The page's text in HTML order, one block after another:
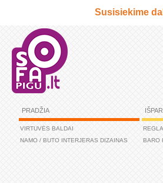
Susisiekime
PRADŽIA
VIRTUVĖS BALDAI
NAMO / BUTO INTERJERAS DIZAINAS
BARO